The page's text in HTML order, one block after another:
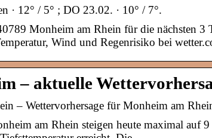
· 12° / 5° ; DO 23.02. · 10° / 7°.
Monheim am Rhein für die nächsten 3
Wind und Regenrisiko bei
– aktuelle
– Wettervorhersage für Monheim am
am Rhein steigen heute maximal auf